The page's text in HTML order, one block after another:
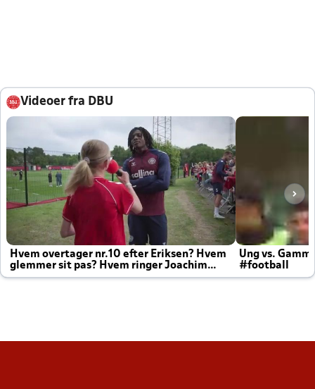
Videoer fra DBU
Hvem overtager nr.10 efter Eriksen? Hvem
glemmer sit pas? Hvem ringer Joachim
altid til efter kampe?
Ung vs.
#football